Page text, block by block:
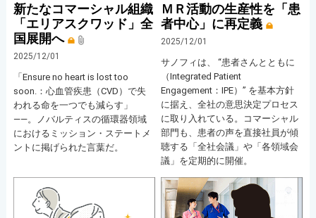
新たなコマーシャル組織
「エリアスクワッド」全
国展開へ
2025/12/01
「Ensure no heart is lost too
soon.：心血管疾患（CVD）で失
われる命を一つでも減らす」
――。ノバルティスの循環器領域
におけるミッション・ステートメ
ントに掲げられた言葉だ。
ＭＲ活動の生産性を「患
者中心」に再定義
2025/12/01
サノフィは、 “患者さんとともに
（Integrated Patient
Engagement：IPE）” を基本方針
に据え、全社の意思決定プロセス
に取り入れている。コマーシャル
部門も、患者の声を直接社員が傾
聴する「全社会議」や「各領域会
議」を定期的に開催。